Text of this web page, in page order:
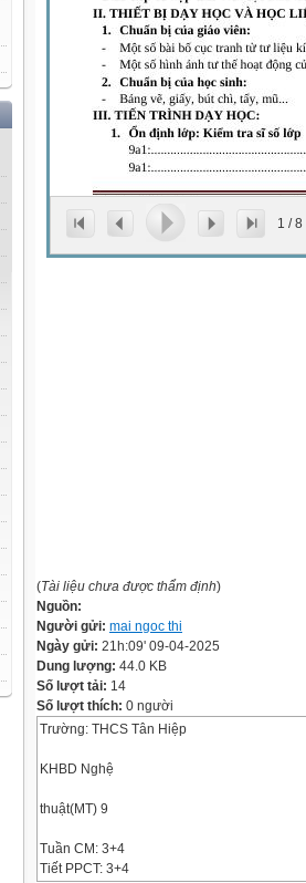
1 /8
(Tài liệu chưa được thẩm định)
Nguồn:
Người gửi: mai ngoc thi
Ngày gửi: 21h:09' 09-04-2025
Dung lượng: 44.0 KB
Số lượt tải: 14
Số lượt thích: 0 người
Trường: THCS Tân Hiệp
KHBD Nghệ
thuật(MT) 9
Tuần CM: 3+4
Tiết PPCT: 3+4